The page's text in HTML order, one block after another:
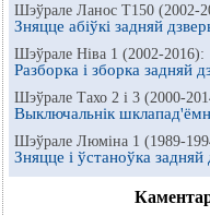
Шэўрале Ланос Т150 (2002-
Зняцце абіўкі задняй
Шэўрале Ніва 1 (2002-2016):
Разборка і зборка задняй
Шэўрале Тахо 2 і 3 (2000-
Выключальнік
Шэўрале Люміна 1 (1989-
Зняцце і ўстаноўка задняй